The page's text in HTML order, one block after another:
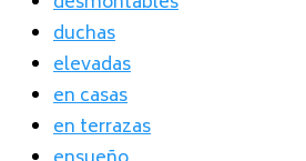
duchas
elevadas
en casas
en terrazas